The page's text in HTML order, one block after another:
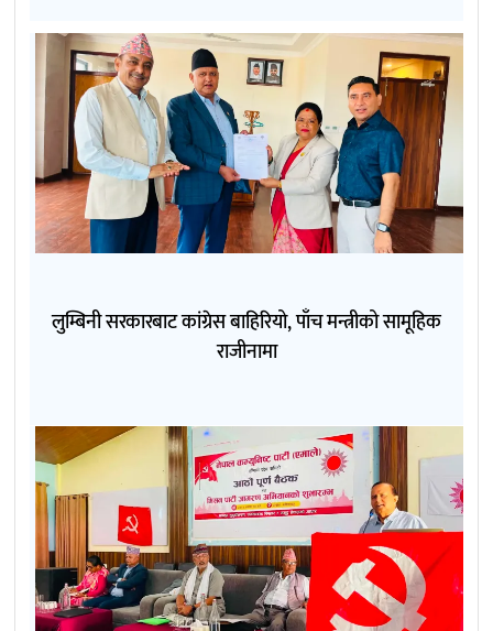
लुम्बिनी सरकारबाट कांग्रेस बाहिरियो, पाँच मन्त्रीको सामूहिक
राजीनामा